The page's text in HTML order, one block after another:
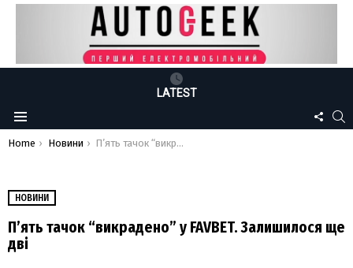
LATEST
Menu
US
You are here:
Home Новини П’ять тачок “викрадено” у FAVBET. Залишилося ще дві
НОВИНИ
П’ять тачок “викрадено” у FAVBET. Залишилося ще
дві